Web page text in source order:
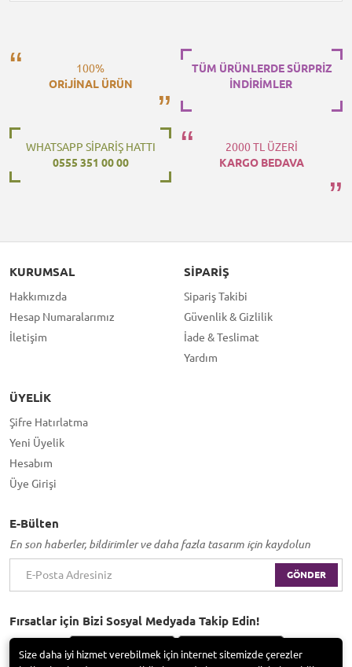
100%
ORiJİNAL ÜRÜN
TÜM ÜRÜNLERDE SÜRPRİZ
İNDİRİMLER
WHATSAPP SİPARİŞ HATTI
0555 351 00 00
2000 TL ÜZERİ
KARGO BEDAVA
KURUMSAL
Hakkımızda
Hesap Numaralarımız
İletişim
SIPARIŞ
Sipariş Takibi
Güvenlik & Gizlilik
İade & Teslimat
Yardım
ÜYELIK
Şifre Hatırlatma
Yeni Üyelik
Hesabım
Üye Girişi
E-Bülten
En son haberler, bildirimler ve daha fazla tasarım için kaydolun
GÖNDER
Fırsatlar için Bizi Sosyal Medyada Takip Edin!
Size daha iyi hizmet verebilmek için internet sitemizde çerezler